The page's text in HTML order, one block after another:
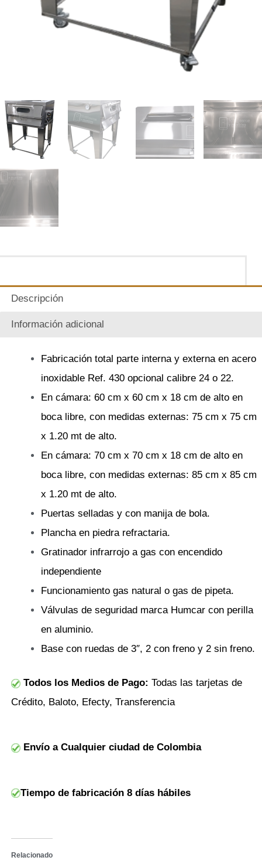
Descripción
Información adicional
Fabricación total parte interna y externa en acero
inoxidable Ref. 430 opcional calibre 24 o 22.
En cámara: 60 cm x 60 cm x 18 cm de alto en
boca libre, con medidas externas: 75 cm x 75 cm
x 1.20 mt de alto.
En cámara: 70 cm x 70 cm x 18 cm de alto en
boca libre, con medidas externas: 85 cm x 85 cm
x 1.20 mt de alto.
Puertas selladas y con manija de bola.
Plancha en piedra refractaria.
Gratinador infrarrojo a gas con encendido
independiente
Funcionamiento gas natural o gas de pipeta.
Válvulas de seguridad marca Humcar con perilla
en aluminio.
Base con ruedas de 3″, 2 con freno y 2 sin freno.
Todos los Medios de Pago: Todas las tarjetas de
Crédito, Baloto, Efecty, Transferencia
Envío a Cualquier ciudad de Colombia
Tiempo de fabricación 8 días hábiles
Relacionado